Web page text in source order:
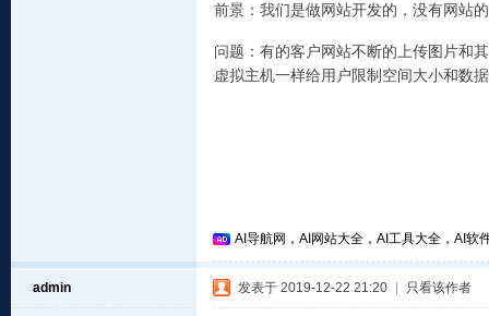
前景：我们是做网站开发的，没有网站
问题：有的客户网站不断的上传图片和
虚拟主机一样给用户限制空间大小和数
AI导航网，AI网站大全，AI工具大全，AI软
admin 发表于 2019-12-22 21:20 只看该作者